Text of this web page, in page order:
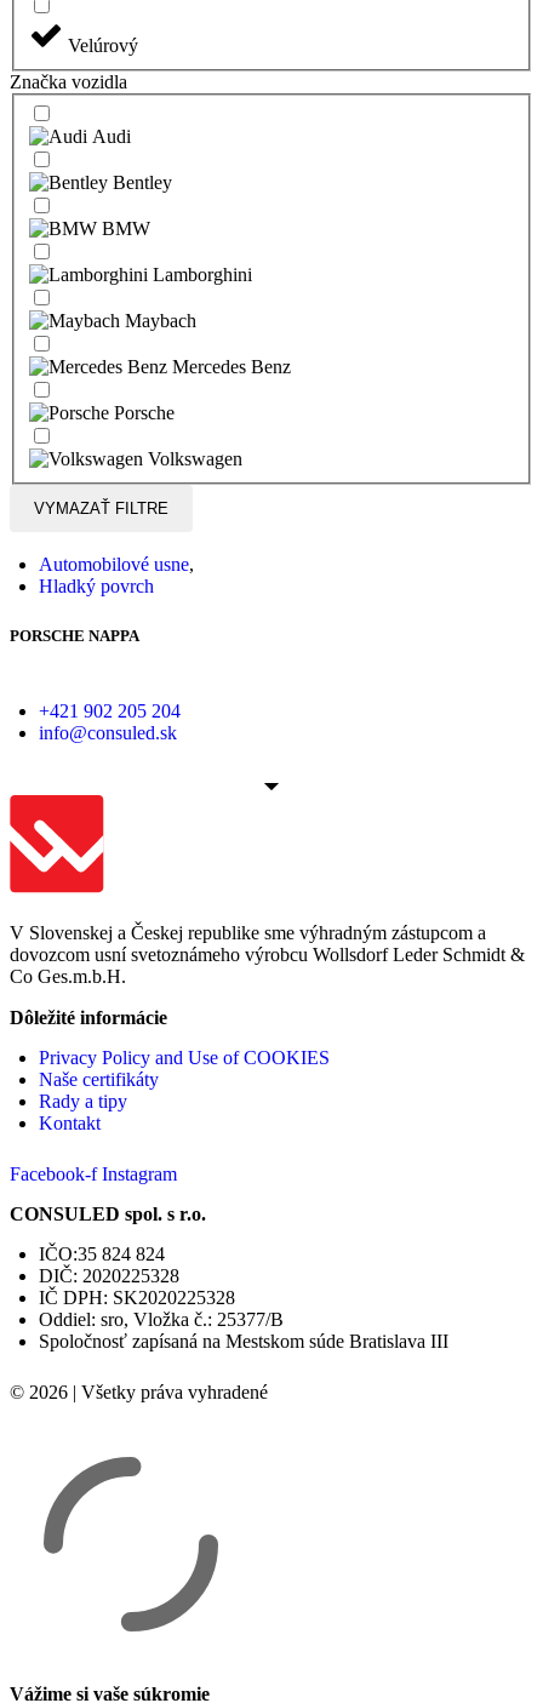
Velúrový
Značka vozidla
Audi
Bentley
BMW
Lamborghini
Maybach
Mercedes Benz
Porsche
Volkswagen
VYMAZAŤ FILTRE
Automobilové usne,
Hladký povrch
PORSCHE NAPPA
+421 902 205 204
info@consuled.sk
V Slovenskej a Českej republike sme výhradným zástupcom a
dovozcom usní svetoznámeho výrobcu Wollsdorf Leder Schmidt &
Co Ges.m.b.H.
Dôležité informácie
Privacy Policy and Use of COOKIES
Naše certifikáty
Rady a tipy
Kontakt
Facebook-f Instagram
CONSULED spol. s r.o.
IČO:35 824 824
DIČ: 2020225328
IČ DPH: SK2020225328
Oddiel: sro, Vložka č.: 25377/B
Spoločnosť zapísaná na Mestskom súde Bratislava III
© 2026 | Všetky práva vyhradené
Vážime si vaše súkromie